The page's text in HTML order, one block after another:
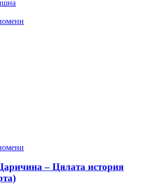
– Цялата история